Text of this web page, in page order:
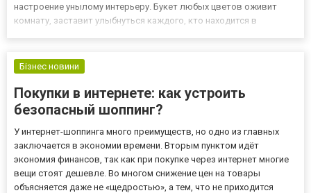
настроение унылому интерьеру. Букет любых цветов оживит
комнату, заставит улыбнуться каждого, кто находится в
цветов по...
Бізнес новини
Покупки в интернете: как устроить
безопасный шоппинг?
У интернет-шоппинга много преимуществ, но одно из главных
заключается в экономии времени. Вторым пунктом идёт
экономия финансов, так как при покупке через интернет многие
вещи стоят дешевле. Во многом снижение цен на товары
объясняется даже не «щедростью», а тем, что не приходится